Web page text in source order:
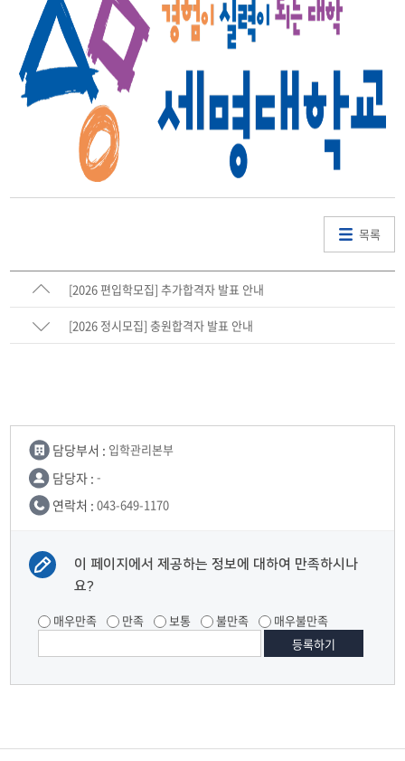
목록
[2026 편입학모집] 추가합격자 발표 안내
[2026 정시모집] 충원합격자 발표 안내
담당부서 : 입학관리본부
담당자 : -
연락처 : 043-649-1170
이 페이지에서 제공하는 정보에 대하여 만족하시나
요?
매우만족 만족 보통 불만족 매우불만족